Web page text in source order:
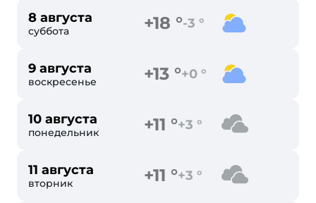
8 августа
суббота +18 °-3 °
9 августа
воскресенье +13 °+0 °
10 августа
понедельник +11 °+3 °
11 августа
вторник +11 °+3 °